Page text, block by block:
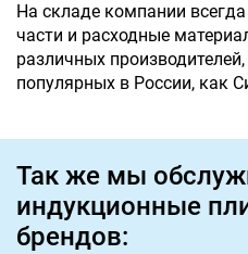
На складе компании
части и расходные
различных
популярных в России, как
Так же мы
индукционные
брендов: